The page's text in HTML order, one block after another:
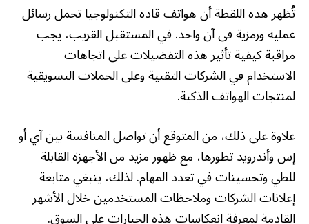
تُظهر هذه اللقطة أن هواتف قادة التكنولوجيا تحمل رسائل
عملية ورمزية في آن واحد. في المستقبل القريب، يجب
مراقبة كيفية تأثير هذه التفضيلات على اتجاهات
الاستخدام في الشركات التقنية وعلى الحملات التسويقية
لمنتجات الهواتف الذكية.
علاوة على ذلك، من المتوقع أن تواصل المنافسة بين آي أو
إس وأندرويد تطورها، مع ظهور مزيد من الأجهزة القابلة
للطي وتحسينات في تعدد المهام. لذلك، ينبغي متابعة
إعلانات الشركات وملاحظات المستخدمين خلال الأشهر
القادمة لمعرفة انعكاسات هذه الخيارات على السوق.